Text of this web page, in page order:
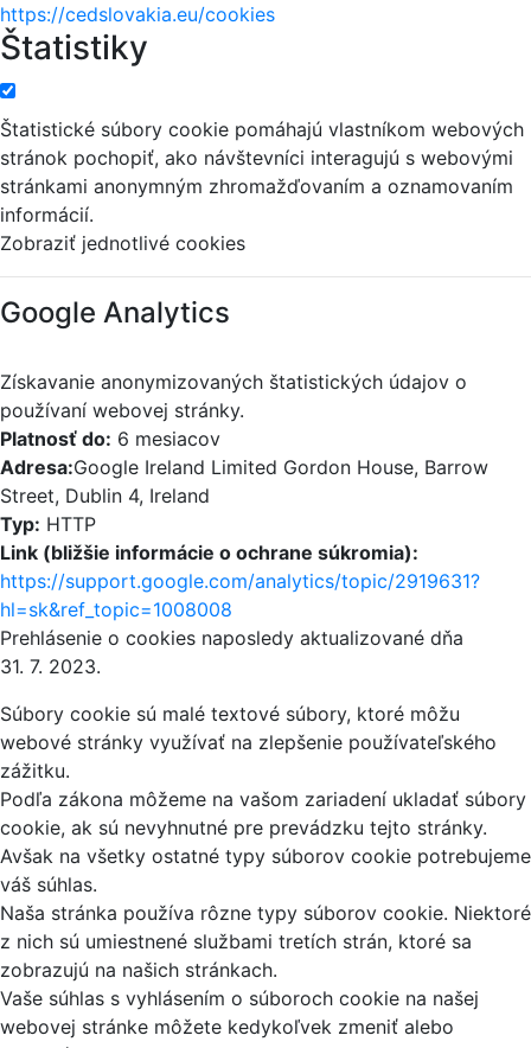
https://cedslovakia.eu/cookies
Štatistiky
Štatistické súbory cookie pomáhajú vlastníkom webových
stránok pochopiť, ako návštevníci interagujú s webovými
stránkami anonymným zhromažďovaním a oznamovaním
informácií.
Zobraziť jednotlivé cookies
Google Analytics
Získavanie anonymizovaných štatistických údajov o
používaní webovej stránky.
Platnosť do: 6 mesiacov
Adresa:Google Ireland Limited Gordon House, Barrow
Street, Dublin 4, Ireland
Typ: HTTP
Link (bližšie informácie o ochrane súkromia):
https://support.google.com/analytics/topic/2919631?
hl=sk&ref_topic=1008008
Prehlásenie o cookies naposledy aktualizované dňa
31. 7. 2023.
Súbory cookie sú malé textové súbory, ktoré môžu
webové stránky využívať na zlepšenie používateľského
zážitku.
Podľa zákona môžeme na vašom zariadení ukladať súbory
cookie, ak sú nevyhnutné pre prevádzku tejto stránky.
Avšak na všetky ostatné typy súborov cookie potrebujeme
váš súhlas.
Naša stránka používa rôzne typy súborov cookie. Niektoré
z nich sú umiestnené službami tretích strán, ktoré sa
zobrazujú na našich stránkach.
Vaše súhlas s vyhlásením o súboroch cookie na našej
webovej stránke môžete kedykoľvek zmeniť alebo